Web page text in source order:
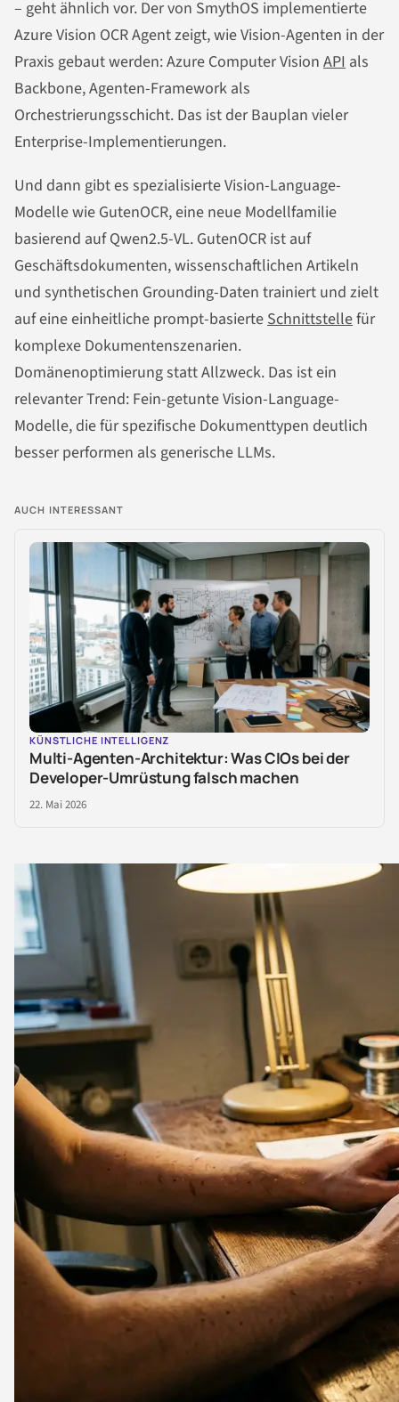
– geht ähnlich vor. Der von SmythOS implementierte
Azure Vision OCR Agent zeigt, wie Vision-Agenten in der
Praxis gebaut werden: Azure Computer Vision API als
Backbone, Agenten-Framework als
Orchestrierungsschicht. Das ist der Bauplan vieler
Enterprise-Implementierungen.
Und dann gibt es spezialisierte Vision-Language-
Modelle wie GutenOCR, eine neue Modellfamilie
basierend auf Qwen2.5-VL. GutenOCR ist auf
Geschäftsdokumenten, wissenschaftlichen Artikeln
und synthetischen Grounding-Daten trainiert und zielt
auf eine einheitliche prompt-basierteSchnittstellefür
komplexe Dokumentenszenarien.
Domänenoptimierung statt Allzweck. Das ist ein
relevanter Trend: Fein-getunte Vision-Language-
Modelle, die für spezifische Dokumenttypen deutlich
besser performen als generische LLMs.
AUCH INTERESSANT
KÜNSTLICHE INTELLIGENZ
Multi-Agenten-Architektur: Was CIOs bei der
Developer-Umrüstung falsch machen
22. Mai 2026